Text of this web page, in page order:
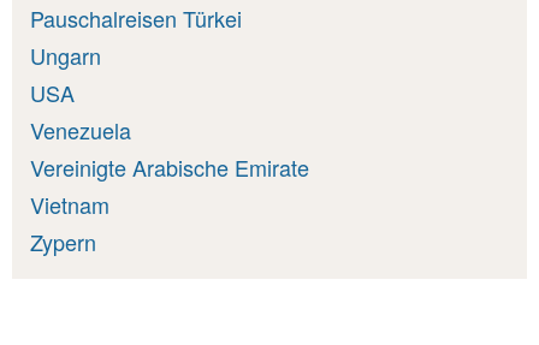
Pauschalreisen Türkei
Ungarn
USA
Venezuela
Vereinigte Arabische Emirate
Vietnam
Zypern